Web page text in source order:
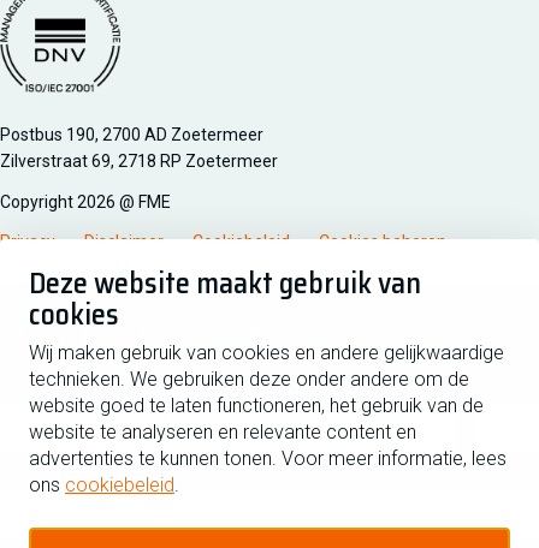
Deze website maakt gebruik van
cookies
Wij maken gebruik van cookies en andere gelijkwaardige
technieken. We gebruiken deze onder andere om de
website goed te laten functioneren, het gebruik van de
website te analyseren en relevante content en
advertenties te kunnen tonen. Voor meer informatie, lees
ons cookiebeleid.
Managementsyteem certificatie DNV iso/iec 27001
Postbus 190, 2700 AD Zoetermeer
Zilverstraat 69, 2718 RP Zoetermeer
Copyright 2026 @ FME
Privacy Disclaimer Cookiebeleid Cookies beheren
Schrijf je in voor de nieuwsbrief
Voornaam
Achternaam